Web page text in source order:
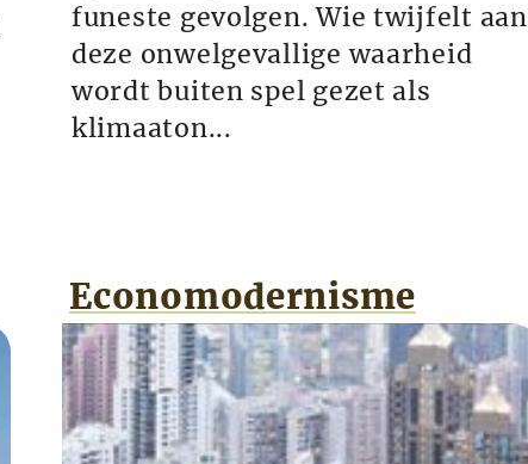
funeste gevolgen. Wie twijfelt aan
deze onwelgevallige waarheid
wordt buiten spel gezet als
klimaaton...
Economodernisme